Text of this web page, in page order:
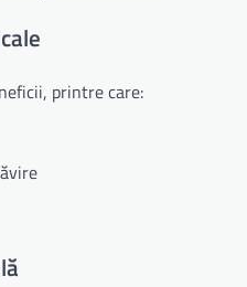
printre care: